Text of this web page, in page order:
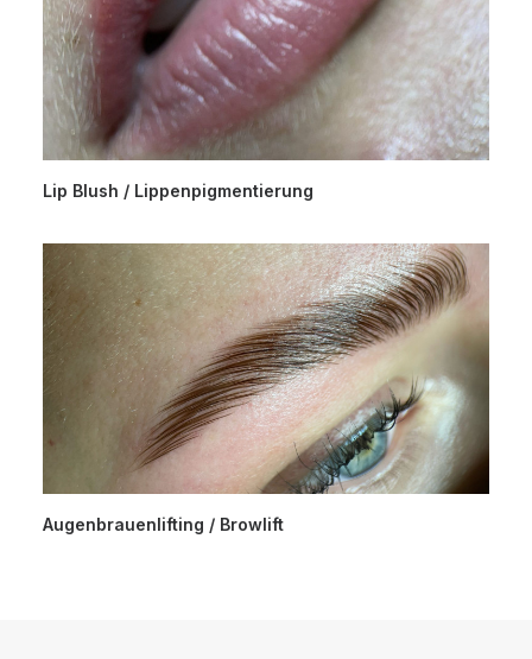
Lip Blush / Lippenpigmentierung
Augenbrauenlifting / Browlift